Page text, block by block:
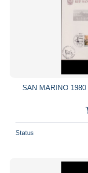
SAN MARINO
Status